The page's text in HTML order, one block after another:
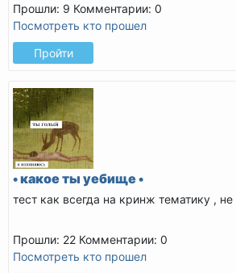
Прошли: 9 Комментарии: 0
Посмотреть кто прошел
Пройти
• какое ты уебище •
тест как всегда на кринж тематику , не
Прошли: 22 Комментарии: 0
Посмотреть кто прошел